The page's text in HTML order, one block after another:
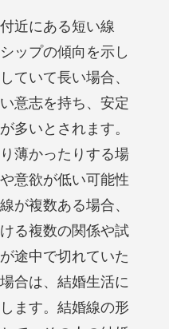
近にある短い線
ップの傾向を示し
ていて長い場合、
意志を持ち、安定
多いとされます。
薄かったりする場
意欲が低い可能性
が複数ある場合、
る複数の関係や試
途中で切れていた
合は、結婚生活に
ます。結婚線の形